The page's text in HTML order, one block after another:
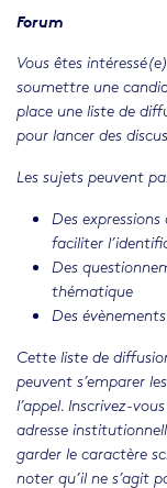
Forum
Vous êtes
soumettre une
place une liste de
pour lancer des
Les sujets peuvent
Des
faciliter
Des
thématique
Des
Cette liste de
peuvent s’emparer
l’appel. Inscrivez-vous
adresse
garder le caractère
noter qu’il ne s’agit